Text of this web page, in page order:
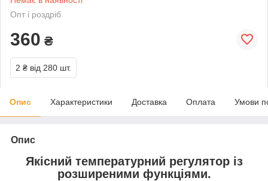
Опт і роздріб
360 ₴
2 ₴ від 280 шт.
Опис Характеристики Доставка Оплата Умови
Опис
Якісний температурний регулятор із
розширеними функціями.